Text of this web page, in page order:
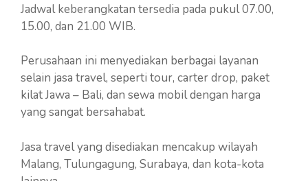
Jadwal keberangkatan tersedia pada pukul 07.00,
15.00, dan 21.00 WIB.
Perusahaan ini menyediakan berbagai layanan
selain jasa travel, seperti tour, carter drop, paket
kilat Jawa – Bali, dan sewa mobil dengan harga
yang sangat bersahabat.
Jasa travel yang disediakan mencakup wilayah
Malang, Tulungagung, Surabaya, dan kota-kota